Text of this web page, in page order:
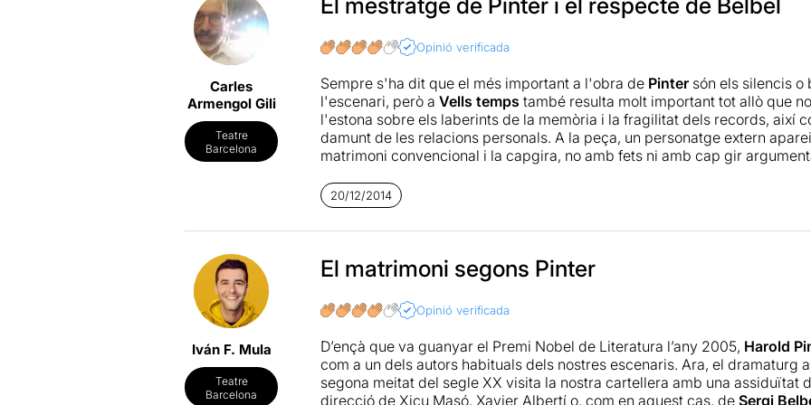
veritat de la fantasia? I això és el que li passa a l’espectador, és el que
temps, quan l’Anna visita, vint anys després, a l’enigmàtica Kate, amiga
l’imprevisible Deeley.Pinterdesencaixa la vida interior d’un parella
amenaçant i ambigua. Tinta negra damunt l’esperit blanc burgès. I
esteticisme encarcarat, l’esplèndida interpretació deMíriam Alamany
fan estar l’espectador al caire d’un fondeig íntim i penetrant.
Carles
Armengol Gili
Teatre
Barcelona
Opinió verificada
Sempre s'ha dit que el més important a l'obra de Pintersón els silencis o
l'escenari, però a Vells temps també resulta molt important tot allò que
l'estona sobre els laberints de la memòria i la fragilitat dels records, així
damunt de les relacions personals. A la peça, un personatge extern
matrimoni convencional i la capgira, no amb fets ni amb cap gir
cap a l'imaginari d'aquest autor que, tal com van dir molt encertadament
"descobreix el precipici sota la irrellevància quotidiana i les forces que
habitacions tancades".
El muntatge deSergi Belbelés molt respectuós amb l'univers de Pinter, i
Beckettintenta adaptar-se a les lleis d'un teatre que fins ara no havia
vencedor, ja que tant un autor com l'altre admeten poques actualitzacions
autor deia en una entrevista -a propòsit de
Belbel ho sap, i és per això que tot està llargament estudiat i mesurat: el
temposde cada escena, la cadència dels tres actors, etc. En resum, una
teatre haurien d'anar a veure.
20/12/2014
Iván F. Mula
Teatre
Barcelona
El matrimoni segons Pinter
Opinió verificada
D’ençà que va guanyar el Premi Nobel de Literatura l’any 2005, Harold
com a un dels autors habituals dels nostres escenaris. Ara, el dramaturg
segona meitat del segle XX visita la nostra cartellera amb una assiduïtat
direcció de Xicu Masó, Xavier Albertí o, com en aquest cas, de Sergi